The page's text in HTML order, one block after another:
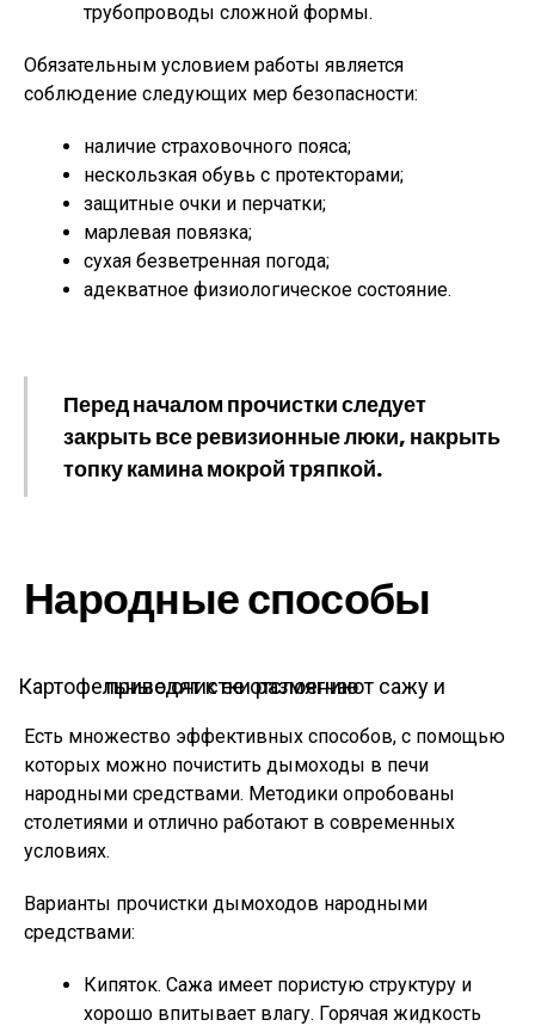
трубопроводы сложной формы.
Обязательным условием работы является
соблюдение следующих мер безопасности:
наличие страховочного пояса;
нескользкая обувь с протекторами;
защитные очки и перчатки;
марлевая повязка;
сухая безветренная погода;
адекватное физиологическое состояние.
Перед началом прочистки следует
закрыть все ревизионные люки, накрыть
топку камина мокрой тряпкой.
Народные способы
Картофельные очистки размягчают сажу и приводят к ее отслоению
Есть множество эффективных способов, с помощью
которых можно почистить дымоходы в печи
народными средствами. Методики опробованы
столетиями и отлично работают в современных
условиях.
Варианты прочистки дымоходов народными
средствами:
Кипяток. Сажа имеет пористую структуру и
хорошо впитывает влагу. Горячая жидкость